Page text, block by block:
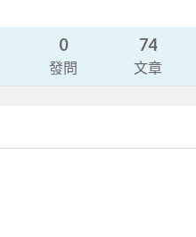
0
發問
74
文章